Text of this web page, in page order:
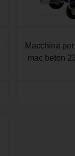
Macchina
mac beton